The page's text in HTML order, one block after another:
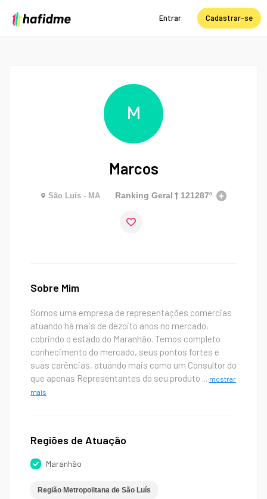
Entrar Cadastrar-se
M
Marcos
São Luís - MA Ranking Geral 121287º
Sobre Mim
Somos uma empresa de representações comercias
atuando há mais de dezoito anos no mercado,
cobrindo o estado do Maranhão. Temos completo
conhecimento do mercado, seus pontos fortes e
suas carências, atuando mais como um Consultor do
que apenas Representantes do seu produto ... mostrar
mais
Regiões de Atuação
Maranhão
Região Metropolitana de São Luís